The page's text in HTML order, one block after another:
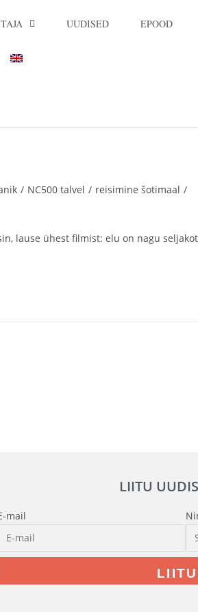
UUDISED EPOOD
/ NC500 talvel / reisimine šotimaal /
lause ühest filmist: elu on nagu
LIITU
mail